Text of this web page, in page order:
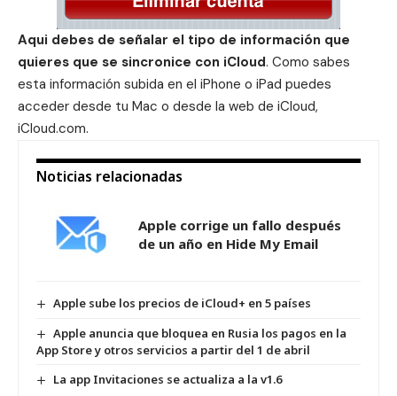
Aqui debes de señalar el tipo de información que
quieres que se sincronice con iCloud. Como sabes
esta información subida en el iPhone o iPad puedes
acceder desde tu Mac o desde la web de iCloud,
iCloud.com.
Noticias relacionadas
Apple corrige un fallo después
de un año en Hide My Email
Apple sube los precios de iCloud+ en 5 países
Apple anuncia que bloquea en Rusia los pagos en la
App Store y otros servicios a partir del 1 de abril
La app Invitaciones se actualiza a la v1.6